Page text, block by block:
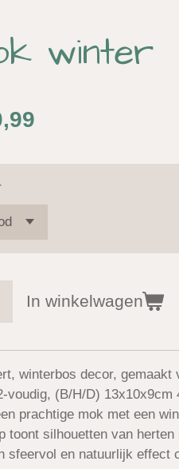
winter
In winkelwagen
winterbos decor, gemaakt
voudig, (B/H/D) 13x10x9cm
prachtige mok met een
toont silhouetten van
sfeervol en natuurlijk effect